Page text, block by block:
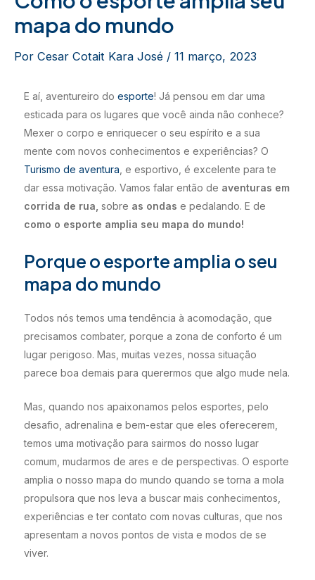
mapa do mundo
Por Cesar Cotait Kara José / 11 março, 2023
E aí, aventureiro do esporte! Já pensou em dar uma
esticada para os lugares que você ainda não conhece?
Mexer o corpo e enriquecer o seu espírito e a sua
mente com novos conhecimentos e experiências? O
Turismo de aventura , e esportivo, é excelente para te
dar essa motivação. Vamos falar então de aventuras em
corrida de rua, sobre as ondas e pedalando. E de
como o esporte amplia seu mapa do mundo!
Porque o esporte amplia o seu
mapa do mundo
Todos nós temos uma tendência à acomodação, que
precisamos combater, porque a zona de conforto é um
lugar perigoso. Mas, muitas vezes, nossa situação
parece boa demais para querermos que algo mude nela.
Mas, quando nos apaixonamos pelos esportes, pelo
desafio, adrenalina e bem-estar que eles oferecerem,
temos uma motivação para sairmos do nosso lugar
comum, mudarmos de ares e de perspectivas. O esporte
amplia o nosso mapa do mundo quando se torna a mola
propulsora que nos leva a buscar mais conhecimentos,
experiências e ter contato com novas culturas, que nos
apresentam a novos pontos de vista e modos de se
viver.